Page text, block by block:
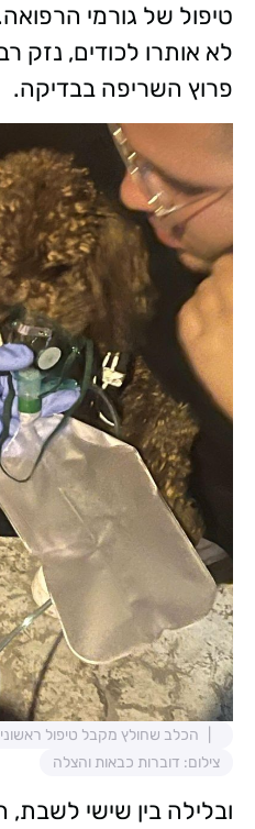
טיפול של גורמי
לא אותרו לכודים, נזק
פרוץ השריפה בבדיקה.
הכלב שחולץ מקבל טיפול ראשוני
צילום: דוברות כבאות והצלה
ובלילה בין שישי